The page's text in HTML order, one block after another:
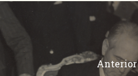
Anterior